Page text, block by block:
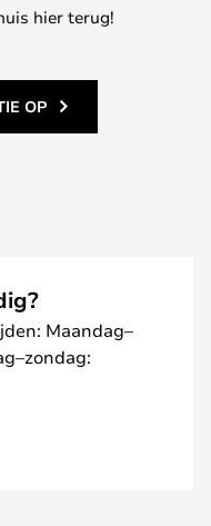
hier terug!
OP
Maandag–